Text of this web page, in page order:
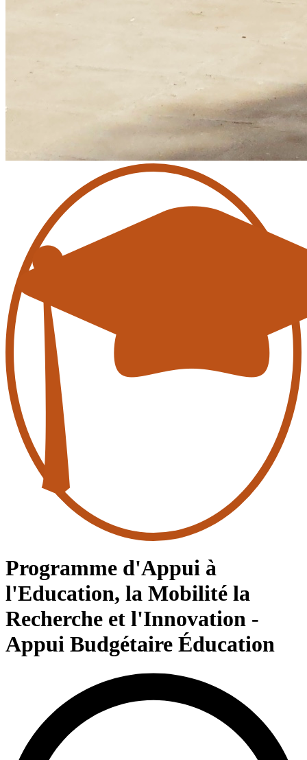
Programme d'Appui à
l'Education, la Mobilité la
Recherche et l'Innovation -
Appui Budgétaire Éducation